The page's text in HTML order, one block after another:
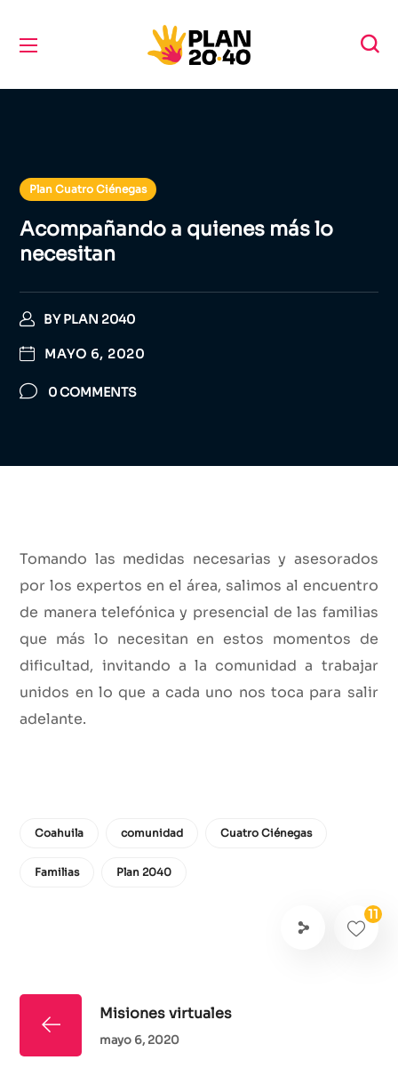
Plan Cuatro Ciénegas
Acompañando a quienes más lo
necesitan
BYPLAN 2040
MAYO 6, 2020
0 COMMENTS
Tomando las medidas necesarias y asesorados
por los expertos en el área, salimos al encuentro
de manera telefónica y presencial de las familias
que más lo necesitan en estos momentos de
dificultad, invitando a la comunidad a trabajar
unidos en lo que a cada uno nos toca para salir
adelante.
Coahuila comunidad Cuatro Ciénegas
Familias Plan 2040
11
Misiones virtuales
mayo 6, 2020